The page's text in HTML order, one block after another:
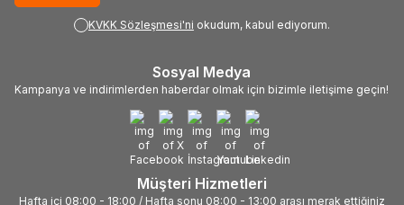
KVKK Sözleşmesi'ni okudum, kabul ediyorum.
Sosyal Medya
Kampanya ve indirimlerden haberdar olmak için bizimle iletişime geçin!
Müşteri Hizmetleri
Hafta içi 08:00 - 18:00 / Hafta sonu 08:00 - 13:00 arası merak ettiğiniz